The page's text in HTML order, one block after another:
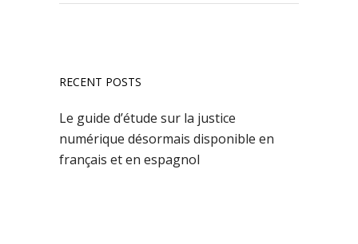
RECENT POSTS
Le guide d’étude sur la justice
numérique désormais disponible en
français et en espagnol